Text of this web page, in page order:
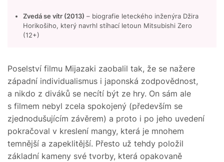
Zvedá se vítr (2013) – biografie leteckého inženýra Džira
Horikošiho, který navrhl stíhací letoun Mitsubishi Zero
(12+)
Poselství filmu Mijazaki zaobalil tak, že se nažere
západní individualismus i japonská zodpovědnost,
a nikdo z diváků se necítí být ze hry. On sám ale
s filmem nebyl zcela spokojený (především se
zjednodušujícím závěrem) a proto i po jeho uvedení
pokračoval v kreslení mangy, která je mnohem
temnější a zapeklitější. Přesto už tehdy položil
základní kameny své tvorby, která opakovaně